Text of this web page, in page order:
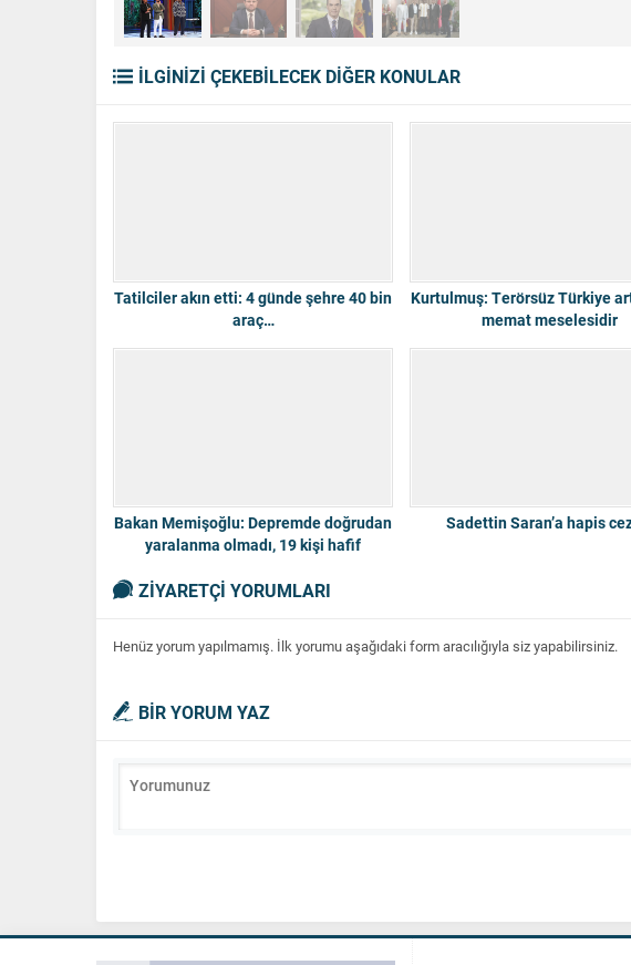
İLGİNİZİ ÇEKEBİLECEK DİĞER KONULAR
Tatilciler akın etti: 4 günde şehre 40 bin
araç…
Kurtulmuş: Terörsüz Türkiye
memat meselesidir
Bakan Memişoğlu: Depremde doğrudan
yaralanma olmadı, 19 kişi hafif
Sadettin Saran’a hapis
ZİYARETÇİ YORUMLARI
Henüz yorum yapılmamış. İlk yorumu aşağıdaki form aracılığıyla siz yapabilirsiniz.
BİR YORUM YAZ